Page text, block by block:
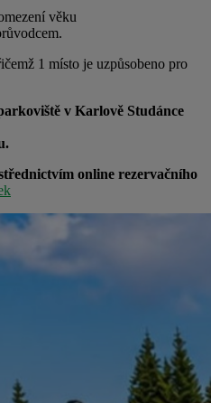
věku
1 místo je uzpůsobeno pro
v Karlově Studánce
online rezervačního